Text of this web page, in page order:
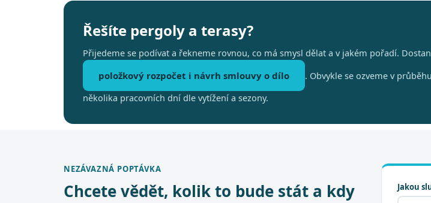
Řešíte pergoly a terasy?
Přijedeme se podívat a řekneme rovnou, co má smysl dělat a v jakém pořadí.
položkový rozpočet i návrh smlouvy o dílo
. Obvykle se ozveme v průběhu
několika pracovních dní dle vytížení a sezony.
NEZÁVAZNÁ POPTÁVKA
Chcete vědět, kolik to bude stát a kdy
Jakou